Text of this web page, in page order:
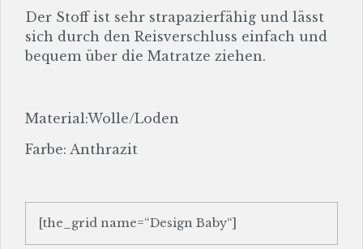
Der Stoff ist sehr strapazierfähig und lässt
sich durch den Reisverschluss einfach und
bequem über die Matratze ziehen.
Material:Wolle/Loden
Farbe: Anthrazit
[the_grid name=“Design Baby“]